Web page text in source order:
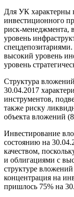
Для УК характерны
инвестиционного
риск-менеджмента,
уровень
высокий уровень
уровень
Структура
30.04.2017
инструментов,
также риску
объекта вложений
Инвестирование
состоянию на
качеством,
и облигациями с
структуре
концентрация на
пришлось 75% на